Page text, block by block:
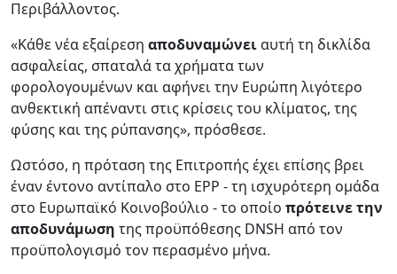
Περιβάλλοντος.
«Κάθε νέα εξαίρεση αποδυναμώνειαυτή τη δικλίδα
ασφαλείας, σπαταλά τα χρήματα των
φορολογουμένων και αφήνει την Ευρώπη λιγότερο
ανθεκτική απέναντι στις κρίσεις του κλίματος, της
φύσης και της ρύπανσης», πρόσθεσε.
Ωστόσο, η πρόταση της Επιτροπής έχει επίσης βρει
έναν έντονο αντίπαλο στο EPP - τη ισχυρότερη ομάδα
στο Ευρωπαϊκό Κοινοβούλιο - το οποίο πρότεινε την
αποδυνάμωση της προϋπόθεσης DNSH από τον
προϋπολογισμό τον περασμένο μήνα.